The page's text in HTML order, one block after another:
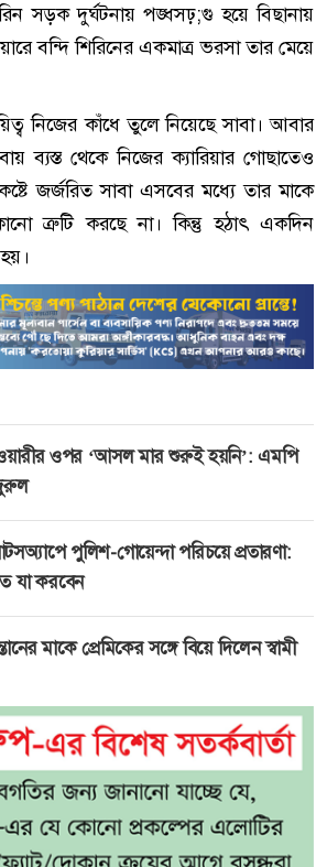
সড়ক দুর্ঘটনায় পঙ্ধসঢ়;গু হয়ে বিছানায়
বন্দি শিরিনের একমাত্র ভরসা তার মেয়ে
নিজের কাঁধে তুলে নিয়েছে সাবা। আবার
ব্যস্ত থেকে নিজের ক্যারিয়ার গোছাতেও
জর্জরিত সাবা এসবের মধ্যে তার মাকে
ত্রুটি করছে না। কিন্তু হঠাৎ একদিন
ওপর ‘আসল মার শুরুই হয়নি’: এমপি
পুলিশ-গোয়েন্দা পরিচয়ে প্রতারণা:
যা করবেন
মাকে প্রেমিকের সঙ্গে বিয়ে দিলেন স্বামী